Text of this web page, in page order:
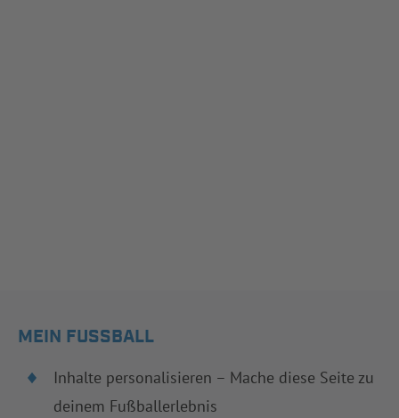
MEIN FUSSBALL
Inhalte personalisieren – Mache diese Seite zu
deinem Fußballerlebnis